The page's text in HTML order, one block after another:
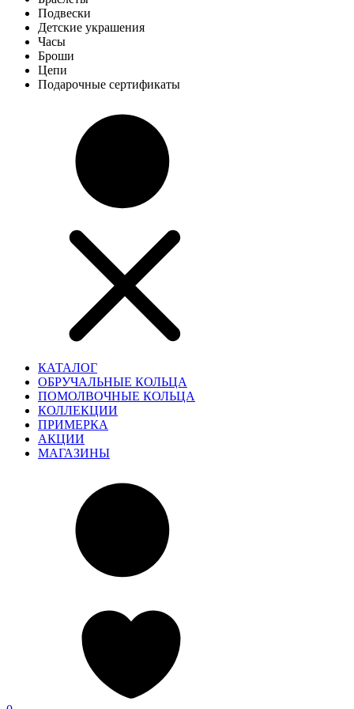
Подвески
Детские украшения
Часы
Броши
Цепи
Подарочные сертификаты
КАТАЛОГ
ОБРУЧАЛЬНЫЕ КОЛЬЦА
ПОМОЛВОЧНЫЕ КОЛЬЦА
КОЛЛЕКЦИИ
ПРИМЕРКА
АКЦИИ
МАГАЗИНЫ